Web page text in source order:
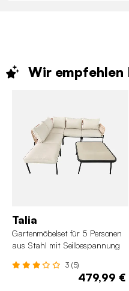
Wir empfehlen
Talia
Gartenmöbelset für 5 Personen
aus Stahl mit Seilbespannung
3 (5)
479,99 €